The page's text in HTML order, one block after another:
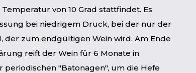
von 10 Grad stattfindet. Es
bei niedrigem Druck, bei der nur der
der zum endgültigen Wein wird. Am Ende
reift der Wein für 6 Monate in
periodischen "Batonagen", um die Hefe